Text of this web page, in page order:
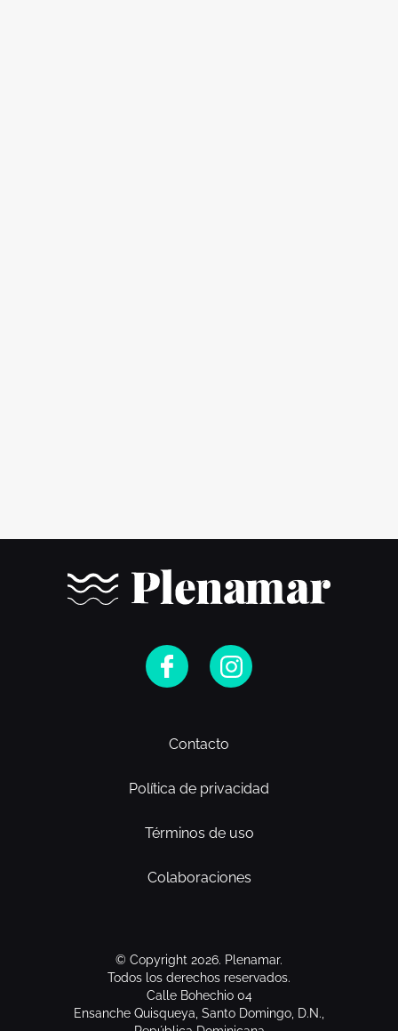
Contacto
Política de privacidad
Términos de uso
Colaboraciones
© Copyright 2026. Plenamar.
Todos los derechos reservados.
Calle Bohechio 04
Ensanche Quisqueya, Santo Domingo, D.N.,